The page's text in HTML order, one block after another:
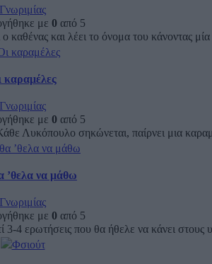
Γνωριμίας
με 0 από 5
καθένας και λέει το όνομα του κάνοντας
καραμέλες
Γνωριμίας
με 0 από 5
Λυκόπουλο σηκώνεται, παίρνει μια
’θελα να μάθω
Γνωριμίας
με 0 από 5
4 ερωτήσεις που θα ήθελε να κάνει στους